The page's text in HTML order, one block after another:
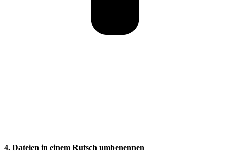
4. Dateien in einem Rutsch umbenennen